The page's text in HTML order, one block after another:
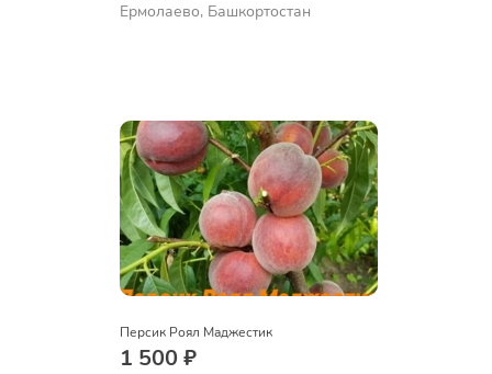
Ермолаево, Башкортостан
Персик Роял Маджестик
1 500 ₽